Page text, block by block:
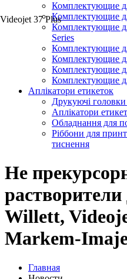
Комплектующие
Комплектующие
Комплектующие
Series
Комплектующие
Комплектующие
Комплектующие
Комплектующие
Аплікатори етикеток
Друкуючі
Аплікатори
Обладнання для
Ріббони для
тиснення
Не
Willett,
Markem-
Главная
Videojet 37 Plus